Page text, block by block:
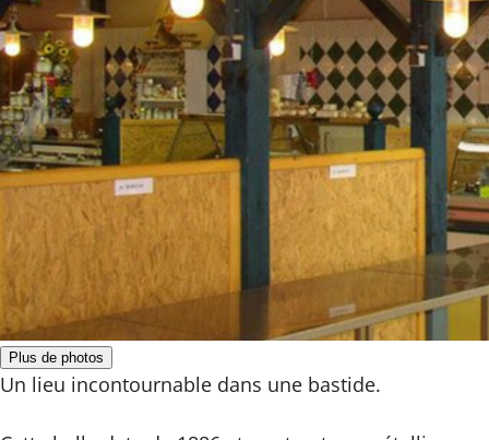
Plus de photos
Un lieu incontournable dans une bastide.